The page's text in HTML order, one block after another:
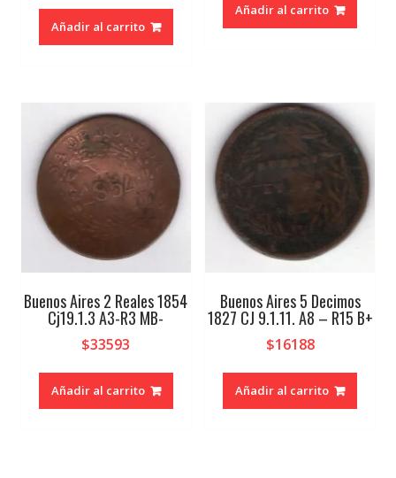
Añadir al carrito
Añadir al carrito
Buenos Aires 2 Reales 1854
Cj19.1.3 A3-R3 MB-
$33593
Añadir al carrito
Buenos Aires 5 Decimos
1827 CJ 9.1.11. A8 – R15 B+
$16188
Añadir al carrito